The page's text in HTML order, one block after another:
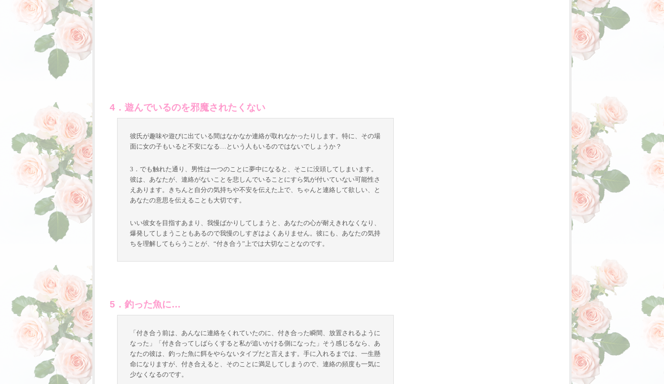
4．遊んでいるのを邪魔されたくない
彼氏が趣味や遊びに出ている間はなかなか連絡が取れなかったりします。特に、その場
面に女の子もいると不安になる…という人もいるのではないでしょうか？
3．でも触れた通り、男性は一つのことに夢中になると、そこに没頭してしまいます。
彼は、あなたが、連絡がないことを悲しんでいることにすら気が付いていない可能性さ
えあります。きちんと自分の気持ちや不安を伝えた上で、ちゃんと連絡して欲しい、と
あなたの意思を伝えることも大切です。
いい彼女を目指すあまり、我慢ばかりしてしまうと、あなたの心が耐えきれなくなり、
爆発してしまうこともあるので我慢のしすぎはよくありません。彼にも、あなたの気持
ちを理解してもらうことが、“付き合う”上では大切なことなのです。
5．釣った魚に…
「付き合う前は、あんなに連絡をくれていたのに、付き合った瞬間、放置されるように
なった」「付き合ってしばらくすると私が追いかける側になった」そう感じるなら、あ
なたの彼は、釣った魚に餌をやらないタイプだと言えます。手に入れるまでは、一生懸
命になりますが、付き合えると、そのことに満足してしまうので、連絡の頻度も一気に
少なくなるのです。